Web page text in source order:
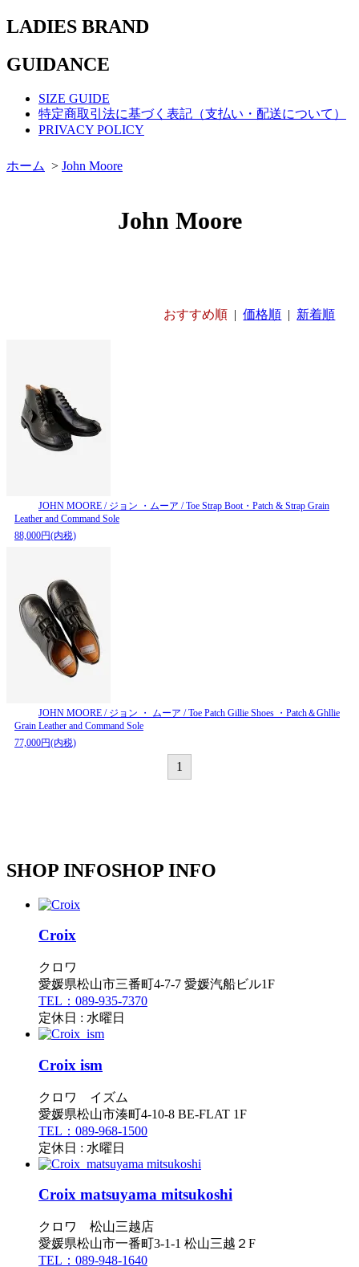
LADIES BRAND
GUIDANCE
SIZE GUIDE
特定商取引法に基づく表記（支払い・配送について）
PRIVACY POLICY
ホーム > John Moore
John Moore
おすすめ順 |価格順 | 新着順
JOHN MOORE / ジョン ・ムーア / Toe Strap Boot・Patch & Strap Grain
Leather and Command Sole
88,000円(内税)
JOHN MOORE / ジョン ・ ムーア / Toe Patch Gillie Shoes ・Patch＆Ghllie
Grain Leather and Command Sole
77,000円(内税)
1
SHOP INFOSHOP INFO
Croix
クロワ
愛媛県松山市三番町4-7-7 愛媛汽船ビル1F
TEL：089-935-7370
定休日 : 水曜日
Croix ism
クロワ イズム
愛媛県松山市湊町4-10-8 BE-FLAT 1F
TEL：089-968-1500
定休日 : 水曜日
Croix matsuyama mitsukoshi
クロワ 松山三越店
愛媛県松山市一番町3-1-1 松山三越２F
TEL：089-948-1640